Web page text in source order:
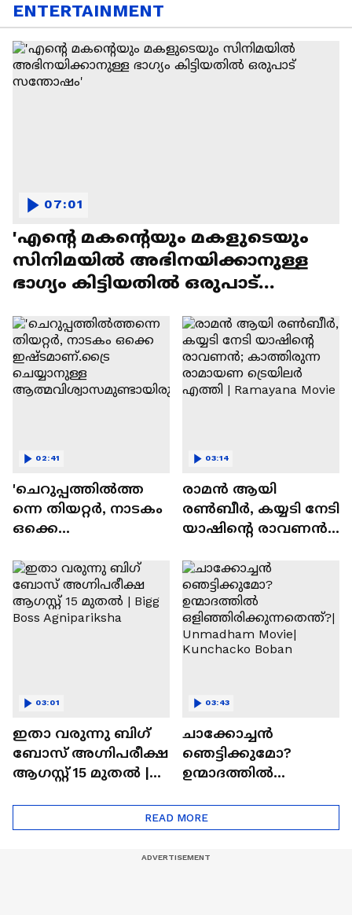
ENTERTAINMENT
'എന്റെ മകന്റെയും മകളുടെയും
സിനിമയിൽ അഭിനയിക്കാനുള്ള
ഭാഗ്യം കിട്ടിയതിൽ ഒരുപാട്
07:01
'ചെറുപ്പത്തിൽത്ത
ന്നെ തിയറ്റർ, നാടകം
ഒക്കെ
ചെയ്യാനുള്ള
ആത്മവിശ്വാസമുണ്ടാ
യിരുന്നില്ല'
02:41
രാമന്‍ ആയി
രൺബീർ, കയ്യടി നേടി
യാഷിന്റെ രാവണൻ;
രാമായണ ട്രെയിലർ
എത്തി | Ramayana
Movie
03:14
ഇതാ വരുന്നു ബിഗ്
ബോസ് അഗ്നിപരീക്ഷ
ആഗസ്റ്റ് 15 മുതൽ |
03:01
ചാക്കോച്ചന്‍
ഞെട്ടിക്കുമോ?
ഉന്മാദത്തിൽ
ന്ത്?| Unmadham
Movie| Kunchacko
03:43
READ MORE